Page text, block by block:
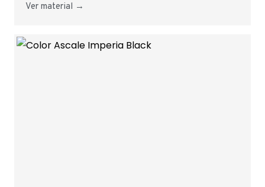
Ver material →